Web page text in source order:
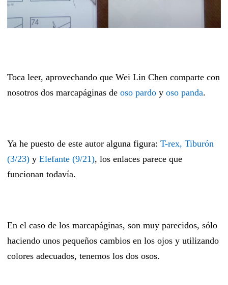
Toca leer, aprovechando que Wei Lin Chen comparte con
nosotros dos marcapáginas de oso pardo y oso panda.
Ya he puesto de este autor alguna figura: T-rex, Tiburón
(3/23) y Elefante (9/21), los enlaces parece que
funcionan todavía.
En el caso de los marcapáginas, son muy parecidos, sólo
haciendo unos pequeños cambios en los ojos y utilizando
colores adecuados, tenemos los dos osos.